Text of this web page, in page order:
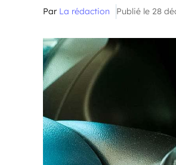
Par La rédaction Publié le 28